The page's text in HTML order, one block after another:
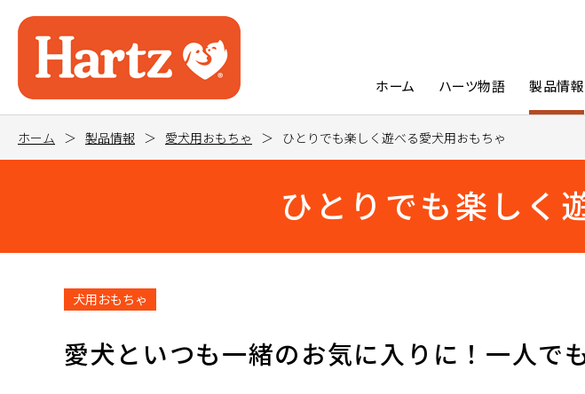
ホーム ハーツ物語 製品情報
ホーム 製品情報 愛犬用おもちゃ ひとりでも楽しく遊べる愛犬用おもちゃ
ひとりでも楽しく
犬用おもちゃ
愛犬といつも一緒のお気に入りに！一人で